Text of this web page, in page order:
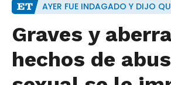
AYER FUE INDAGADO Y DIJO
Graves y
hechos de